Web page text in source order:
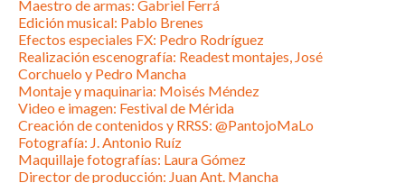
Maestro de armas: Gabriel Ferrá
Edición musical: Pablo Brenes
Efectos especiales FX: Pedro Rodríguez
Realización escenografía: Readest montajes, José
Corchuelo y Pedro Mancha
Montaje y maquinaria: Moisés Méndez
Video e imagen: Festival de Mérida
Creación de contenidos y RRSS: @PantojoMaLo
Fotografía: J. Antonio Ruíz
Maquillaje fotografías: Laura Gómez
Director de producción: Juan Ant. Mancha